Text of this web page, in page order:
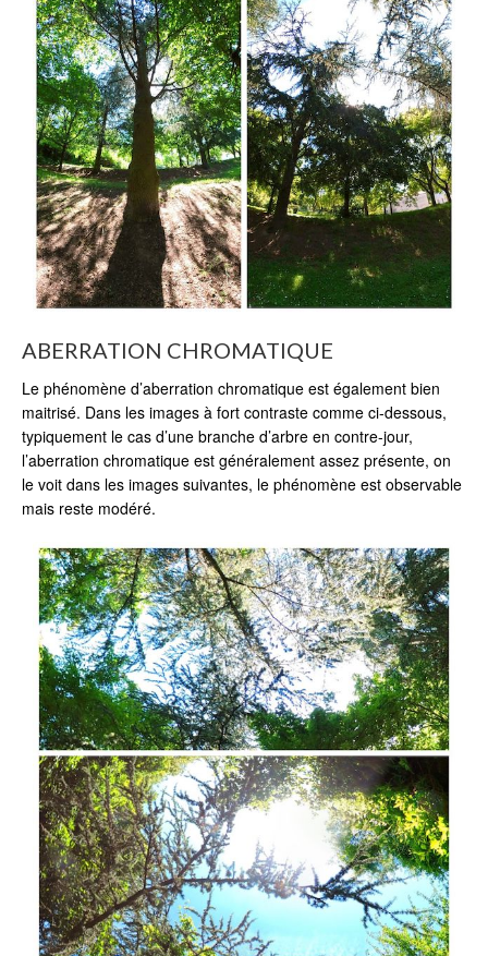
ABERRATION CHROMATIQUE
Le phénomène d’aberration chromatique est également bien
maitrisé. Dans les images à fort contraste comme ci-dessous,
typiquement le cas d’une branche d’arbre en contre-jour,
l’aberration chromatique est généralement assez présente, on
le voit dans les images suivantes, le phénomène est observable
mais reste modéré.